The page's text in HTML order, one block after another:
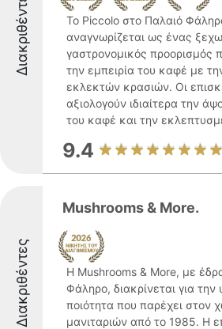
Διακριθέντες
Το Piccolo στο Παλαιό
αναγνωρίζεται ως ένας
γαστρονομικός προορισμός
την εμπειρία του καφέ με
εκλεκτών κρασιών. Οι
αξιολογούν ιδιαίτερα την
του καφέ και την
9.4
Διακριθέντες
Mushrooms & More.
Η Mushrooms & More, με
Φάληρο, διακρίνεται για την
ποιότητα που παρέχει στον
μανιταριών από το 1985. Η